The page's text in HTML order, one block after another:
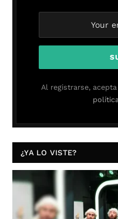
Al registrarse,
¿YA LO VISTE?